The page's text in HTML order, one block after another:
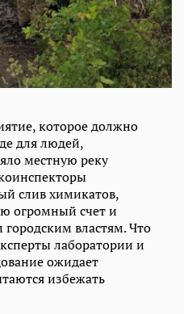
которое должно
для людей,
местную реку
слив химикатов,
огромный счет и
властям. Что
лаборатории и
ожидает
избежать